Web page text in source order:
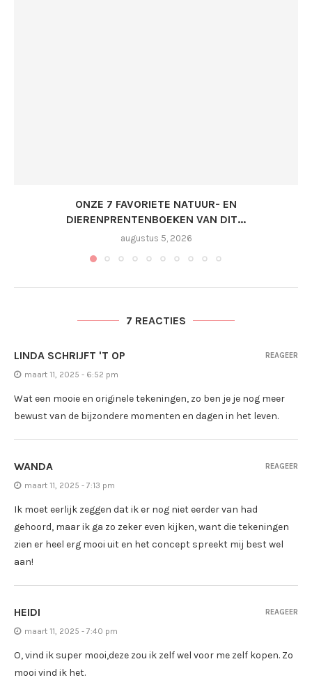
ONZE 7 FAVORIETE NATUUR- EN
DIERENPRENTENBOEKEN VAN DIT...
augustus 5, 2026
7 REACTIES
LINDA SCHRIJFT 'T OP
maart 11, 2025 - 6:52 pm
Wat een mooie en originele tekeningen, zo ben je je nog meer
bewust van de bijzondere momenten en dagen in het leven.
REAGEER
WANDA
maart 11, 2025 - 7:13 pm
Ik moet eerlijk zeggen dat ik er nog niet eerder van had
gehoord, maar ik ga zo zeker even kijken, want die tekeningen
zien er heel erg mooi uit en het concept spreekt mij best wel
aan!
REAGEER
HEIDI
maart 11, 2025 - 7:40 pm
O, vind ik super mooi,deze zou ik zelf wel voor me zelf kopen. Zo
mooi vind ik het.
REAGEER